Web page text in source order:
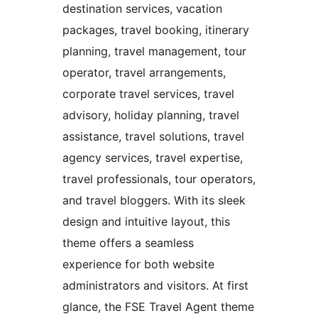
destination services, vacation
packages, travel booking, itinerary
planning, travel management, tour
operator, travel arrangements,
corporate travel services, travel
advisory, holiday planning, travel
assistance, travel solutions, travel
agency services, travel expertise,
travel professionals, tour operators,
and travel bloggers. With its sleek
design and intuitive layout, this
theme offers a seamless
experience for both website
administrators and visitors. At first
glance, the FSE Travel Agent theme